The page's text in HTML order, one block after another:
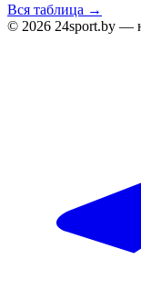
Вся таблица →
© 2026 24sport.by —